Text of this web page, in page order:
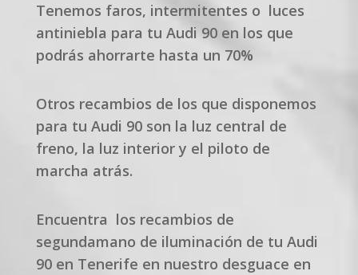
Tenemos faros, intermitentes o luces
antiniebla para tu Audi 90 en los que
podrás ahorrarte hasta un 70%
Otros recambios de los que disponemos
para tu Audi 90 son la luz central de
freno, la luz interior y el piloto de
marcha atrás.
Encuentra los recambios de
segundamano de iluminación de tu Audi
90 en Tenerife en nuestro desguace en